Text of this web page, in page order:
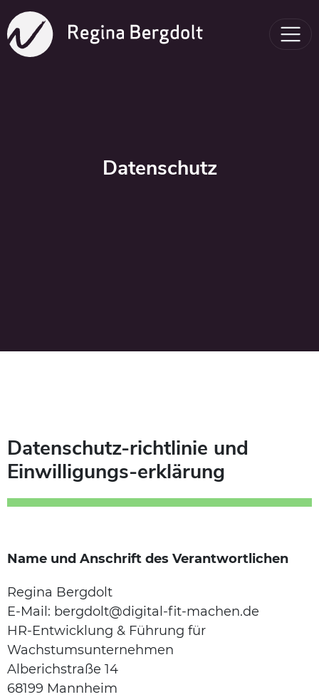
Datenschutz
Datenschutz-richtlinie und
Einwilligungs-erklärung
Name und Anschrift des Verantwortlichen
Regina Bergdolt
E-Mail: bergdolt@digital-fit-machen.de
HR-Entwicklung & Führung für
Wachstumsunternehmen
Alberichstraße 14
68199 Mannheim